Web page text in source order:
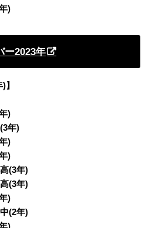
)
ー2023年
】
)
年)
)
)
(3年)
(3年)
)
(2年)
)